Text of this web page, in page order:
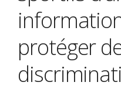
protéger